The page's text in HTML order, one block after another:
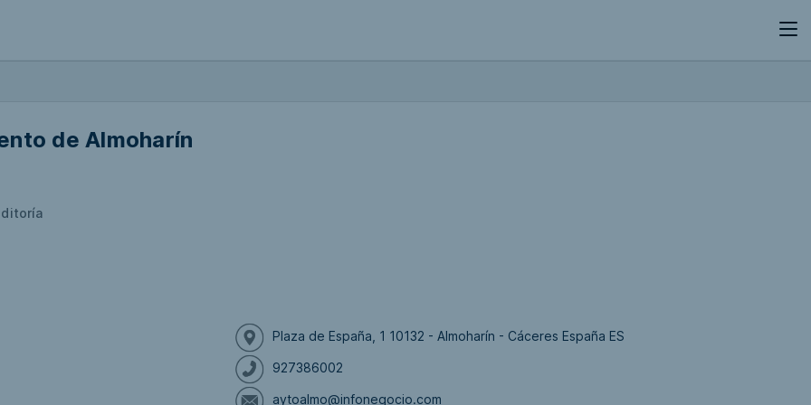
de Almoharín
Plaza de España, 1 10132 - Almoharín - Cáceres España ES
927386002
aytoalmo@infonegocio.com